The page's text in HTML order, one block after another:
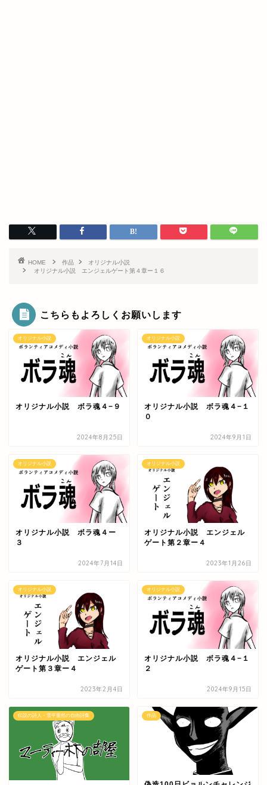
HOME 作品
オリジナル小説
オリジナル小説 エンジェルゲート第４章ー１６
こちらもよろしくお願いします
オリジナル小説
オリジナル小説 ボラ魂４−９
2024年8月25日
オリジナル小説
オリジナル小説 ボラ魂４−１
０
2024年9月1日
オリジナル小説
オリジナル小説 ボラ魂４ー
３
2024年7月14日
オリジナル小説
オリジナル小説 エンジェル
ゲート第２章ー４
2023年1月26日
オリジナル小説
オリジナル小説 エンジェル
ゲート第３章ー４
2023年2月4日
オリジナル小説
オリジナル小説 ボラ魂４−１
２
2024年9月15日
伝説の詩人・雪平重然の自由詩集 作品